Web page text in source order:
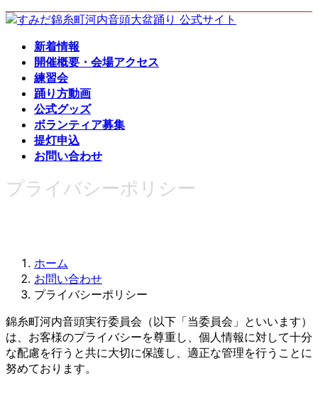
コ
ナ
新着情報
開催概要・会場アクセス
練習会
踊り方動画
公式グッズ
ボランティア募集
提灯申込
お問い合わせ
プライバシーポリシー
ホーム
お問い合わせ
プライバシーポリシー
錦糸町河内音頭実行委員会（以下「当委員会」といいます）
は、お客様のプライバシーを尊重し、個人情報に対して十分
な配慮を行うと共に大切に保護し、適正な管理を行うことに
努めております。